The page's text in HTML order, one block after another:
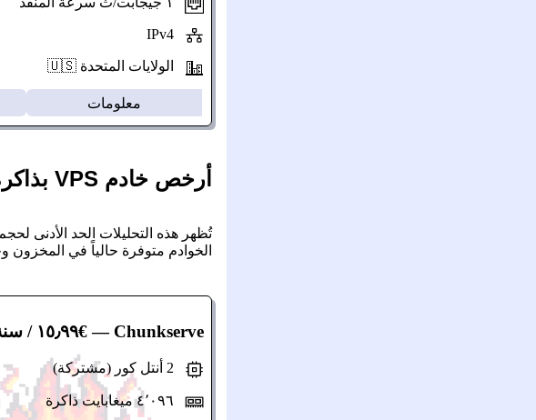
الولايات المتحدة 🇺🇸
معلومات
أرخص خادم VPS بذاكرة 4 جيجابايت:
الخوادم متوفرة حالياً في المخزون
Chunkserve — €١٥٫٩٩ / سنة
٤٬٠٩٦ ميغابايت ذاكرة